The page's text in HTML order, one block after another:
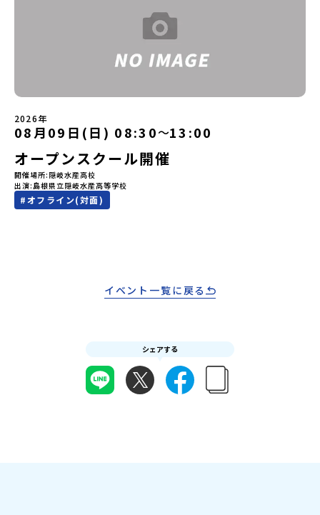
ていただきます。当選確認フォームの期日までにご回答いただけな
い場合は、当選を取り消しとさせていただきます。当選取り消しが
メールアドレスの変更をご希望の場合は下記の地域みらい留学公式
「@miratabi.jp」からのメールを受信できるよう設定をお願いいた
します。※結果に関する個別のお問合せにはお答えしておりません
ので、ご了承ください。・お申し込みについてお申込はお一人様1回
限りです。PC・スマートフォンからお申込ください。申込後の内容
変更はできません。お申込時は、メールアドレスの入力間違いにご
注意ください。・宿泊について１室に複数(同性2～4名程度)で宿泊
いただく予定です。・食事アレルギー対応について個別の詳細なア
レルギー対応希望にはお応えしかねる場合がございます。対応が必
要な場合は必ず事前にご相談ください。・参加取消や急遽参加でき
絡日：お支払いいただく旅行代金】・21日目にあたる日以前：無
どの状況等によって開催を見合わせる可能性があります。その場合
に達しなかった場合は、開催日3週間前までに催行中止の旨をメール
にてご連絡いたします。・よくあるご質問その他、よくあるご質問
魅力について、説明会を開催しました。中学生一人での参加にあた
り、保護者様が特に気になる「安全面」や「事務局のサポート体
制」についても詳しく解説しています。ぜひ、ご自宅からお気軽に
ご視聴ください。🎬 [アーカイブ動画を視聴する]YouTube：
https://youtu.be/Yt8nd04aNgA?si=e5erbspvwz5O8_uF
い方へ〜全体説明を聞いたうえで、「プログラムで何をするの？」
日のプログラムの中身をお伝えします。日時：6月10日(水) 19：
00〜20：00内容：どんなところ？プログラム詳細解説、質疑応答紹
平市/愛媛県鬼北町＊4つの地域のプログラムを1時間でぎゅっとお届
けします。お申し込み：https://c-mirai.jp/events/064069お気
軽にどうぞ！「はじめての一人旅だけど大丈夫？」「どんな体験が
できるの？」そんな保護者様の不安や、中学生のみなさんの素朴な
目途に、お申し込み時に記入いただいたメールアドレス宛に「当選
の期日までにご回答いただけない場合は、当選を取り消しとさせて
いただきます。当選取り消しがあった場合は、繰り上げ当選者へご
連絡させていただきます。登録メールアドレスの変更をご希望の場
合は下記の地域みらい留学公式LINEよりご連絡をお願いします。※
2026年
08月09日(日) 08:30〜13:00
オープンスクール開催
開催場所 隠岐水産高校
出演 島根県立隠岐水産高等学校
#オフライン(対面)
イベント一覧に戻る
シェアする